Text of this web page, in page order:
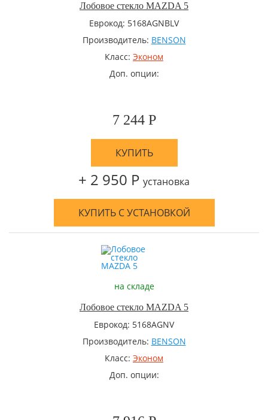
Лобовое стекло MAZDA 5
Еврокод: 5168AGNBLV
Производитель: BENSON
Класс: Эконом
Доп. опции:
7 244 Р
КУПИТЬ
+ 2 950 Р установка
КУПИТЬ С УСТАНОВКОЙ
на складе
Лобовое стекло MAZDA 5
Еврокод: 5168AGNV
Производитель: BENSON
Класс: Эконом
Доп. опции: